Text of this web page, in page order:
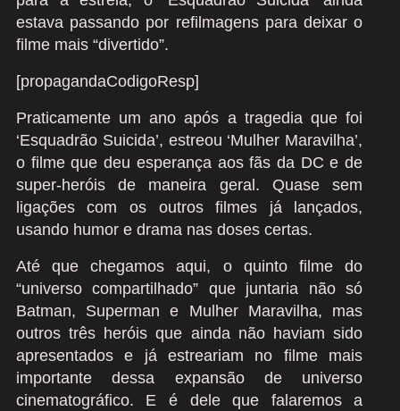
estava passando por refilmagens para deixar o
filme mais “divertido”.
[propagandaCodigoResp]
Praticamente um ano após a tragedia que foi
‘Esquadrão Suicida’, estreou ‘Mulher Maravilha’,
o filme que deu esperança aos fãs da DC e de
super-heróis de maneira geral. Quase sem
ligações com os outros filmes já lançados,
usando humor e drama nas doses certas.
Até que chegamos aqui, o quinto filme do
“universo compartilhado” que juntaria não só
Batman, Superman e Mulher Maravilha, mas
outros três heróis que ainda não haviam sido
apresentados e já estreariam no filme mais
importante dessa expansão de universo
cinematográfico. E é dele que falaremos a